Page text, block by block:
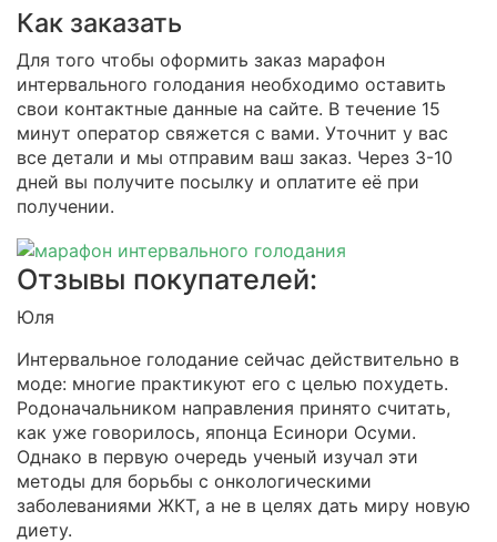
Как заказать
Для того чтобы оформить заказ марафон
интервального голодания необходимо оставить
свои контактные данные на сайте. В течение 15
минут оператор свяжется с вами. Уточнит у вас
все детали и мы отправим ваш заказ. Через 3-10
дней вы получите посылку и оплатите её при
получении.
Отзывы покупателей:
Юля
Интервальное голодание сейчас действительно в
моде: многие практикуют его с целью похудеть.
Родоначальником направления принято считать,
как уже говорилось, японца Есинори Осуми.
Однако в первую очередь ученый изучал эти
методы для борьбы с онкологическими
заболеваниями ЖКТ, а не в целях дать миру новую
диету.